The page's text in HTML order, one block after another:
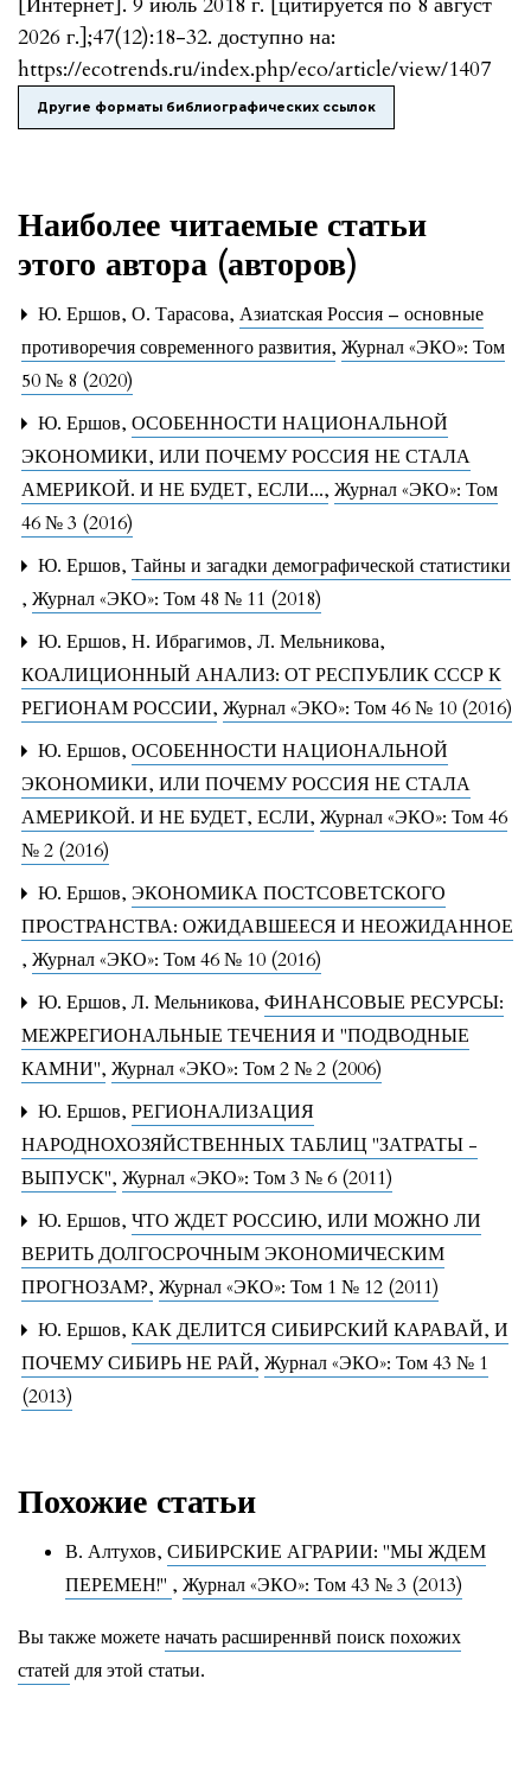
2026 г.];47(12):18-32. доступно на:
https://ecotrends.ru/index.php/eco/article/view/1407
Другие форматы библиографических ссылок
Наиболее читаемые статьи
этого автора (авторов)
Ю. Ершов, О. Тарасова, Азиатская Россия – основные
противоречия современного развития, Журнал «ЭКО»: Том
50 № 8 (2020)
Ю. Ершов, ОСОБЕННОСТИ НАЦИОНАЛЬНОЙ
ЭКОНОМИКИ, ИЛИ ПОЧЕМУ РОССИЯ НЕ СТАЛА
АМЕРИКОЙ. И НЕ БУДЕТ, ЕСЛИ..., Журнал «ЭКО»: Том
46 № 3 (2016)
Ю. Ершов, Тайны и загадки демографической статистики
, Журнал «ЭКО»: Том 48 № 11 (2018)
Ю. Ершов, Н. Ибрагимов, Л. Мельникова,
КОАЛИЦИОННЫЙ АНАЛИЗ: ОТ РЕСПУБЛИК СССР К
РЕГИОНАМ РОССИИ, Журнал «ЭКО»: Том 46 № 10 (2016)
Ю. Ершов, ОСОБЕННОСТИ НАЦИОНАЛЬНОЙ
ЭКОНОМИКИ, ИЛИ ПОЧЕМУ РОССИЯ НЕ СТАЛА
АМЕРИКОЙ. И НЕ БУДЕТ, ЕСЛИ, Журнал «ЭКО»: Том 46
№ 2 (2016)
Ю. Ершов, ЭКОНОМИКА ПОСТСОВЕТСКОГО
ПРОСТРАНСТВА: ОЖИДАВШЕЕСЯ И НЕОЖИДАННОЕ
, Журнал «ЭКО»: Том 46 № 10 (2016)
Ю. Ершов, Л. Мельникова, ФИНАНСОВЫЕ РЕСУРСЫ:
МЕЖРЕГИОНАЛЬНЫЕ ТЕЧЕНИЯ И "ПОДВОДНЫЕ
КАМНИ", Журнал «ЭКО»: Том 2 № 2 (2006)
Ю. Ершов, РЕГИОНАЛИЗАЦИЯ
НАРОДНОХОЗЯЙСТВЕННЫХ ТАБЛИЦ "ЗАТРАТЫ -
ВЫПУСК", Журнал «ЭКО»: Том 3 № 6 (2011)
Ю. Ершов, ЧТО ЖДЕТ РОССИЮ, ИЛИ МОЖНО ЛИ
ВЕРИТЬ ДОЛГОСРОЧНЫМ ЭКОНОМИЧЕСКИМ
ПРОГНОЗАМ?, Журнал «ЭКО»: Том 1 № 12 (2011)
Ю. Ершов, КАК ДЕЛИТСЯ СИБИРСКИЙ КАРАВАЙ, И
ПОЧЕМУ СИБИРЬ НЕ РАЙ, Журнал «ЭКО»: Том 43 № 1
(2013)
Похожие статьи
В. Алтухов, СИБИРСКИЕ АГРАРИИ: "МЫ ЖДЕМ
ПЕРЕМЕН!" , Журнал «ЭКО»: Том 43 № 3 (2013)
Вы также можетеначать расширеннвй поиск похожих
статей для этой статьи.